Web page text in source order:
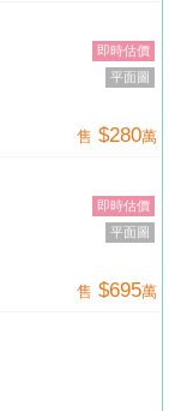
即時估價
平面圖
售 $280萬
即時估價
平面圖
售 $695萬